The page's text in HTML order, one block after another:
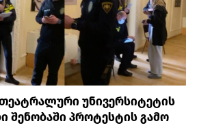
უნივერსიტეტის
შენობაში პროტესტის გამო